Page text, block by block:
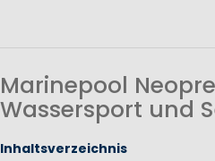
Marinepool
Wassersport und
Inhaltsverzeichnis